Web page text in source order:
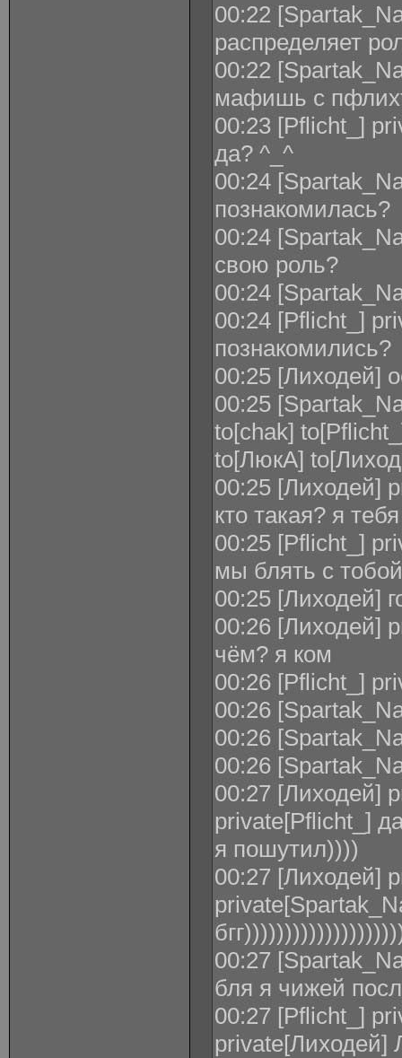
00:22
распределяет
00:22
мафишь с
00:23 [Pflicht_]
да? ^_^
00:24
познакомилась?
00:24
свою роль?
00:24
00:24 [Pflicht_]
познакомились?
00:25 [Лиходей]
00:25
to[chak]
to[ЛюкА]
00:25 [Лиходей]
кто такая? я
00:25 [Pflicht_]
мы блять с тобой
00:25 [Лиходей]
00:26 [Лиходей]
чём? я ком
00:26 [Pflicht_]
00:26
00:26
00:26
00:27 [Лиходей]
private[Pflicht_]
я пошутил))))
00:27 [Лиходей]
00:27
бля я чижей
00:27 [Pflicht_]
private[Лиходей]